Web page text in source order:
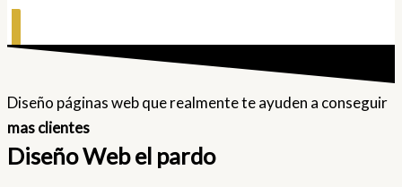
Diseño páginas web que realmente te ayuden a conseguir
mas clientes
Diseño Web el pardo